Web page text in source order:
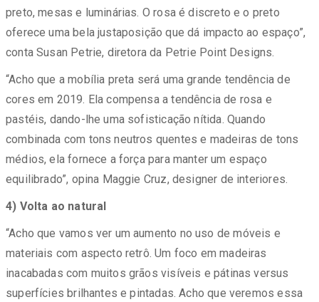
preto, mesas e luminárias. O rosa é discreto e o preto
oferece uma bela justaposição que dá impacto ao espaço”,
conta Susan Petrie, diretora da Petrie Point Designs.
“Acho que a mobília preta será uma grande tendência de
cores em 2019. Ela compensa a tendência de rosa e
pastéis, dando-lhe uma sofisticação nítida. Quando
combinada com tons neutros quentes e madeiras de tons
médios, ela fornece a força para manter um espaço
equilibrado”, opina Maggie Cruz, designer de interiores.
4) Volta ao natural
“Acho que vamos ver um aumento no uso de móveis e
materiais com aspecto retrô. Um foco em madeiras
inacabadas com muitos grãos visíveis e pátinas versus
superfícies brilhantes e pintadas. Acho que veremos essa